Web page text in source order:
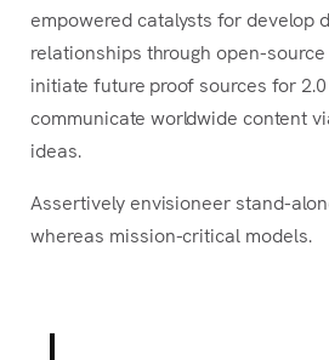
empowered catalysts for develop
relationships through open-
initiate future proof sources for
communicate worldwide content
ideas.
Assertively envisioneer stand-
whereas mission-critical models.